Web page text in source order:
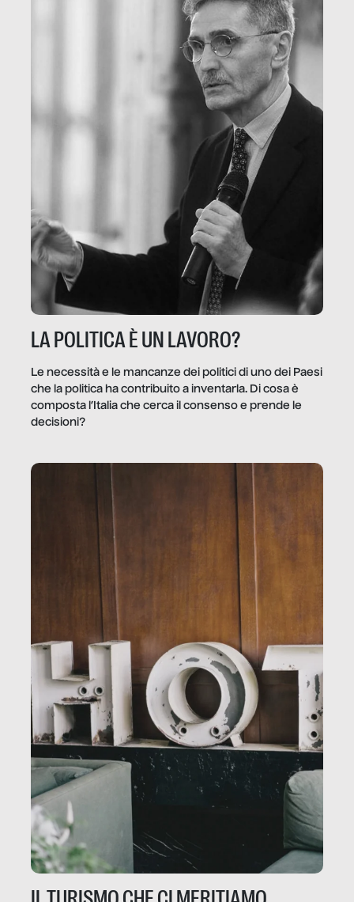
LA POLITICA È UN LAVORO?
Le necessità e le mancanze dei politici di uno dei Paesi
che la politica ha contribuito a inventarla. Di cosa è
composta l’Italia che cerca il consenso e prende le
decisioni?